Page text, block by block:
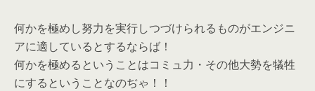
何かを極めし努力を実行しつづけられるものがエンジニ
アに適しているとするならば！
何かを極めるということはコミュ力・その他大勢を犠牲
にするということなのぢゃ！！